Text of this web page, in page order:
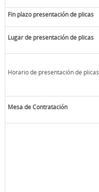
Fin plazo presentación de plicas
Lugar de presentación de plicas
Horario de presentación de plicas
Mesa de Contratación